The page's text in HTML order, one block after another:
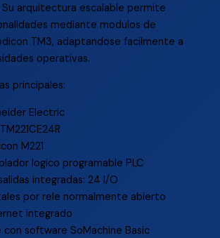
arquitectura escalable permite
mediante modulos de
TM3, adaptandose facilmente a
operativas.
principales:
Electric
M221
logico programable PLC
integradas: 24 I/O
por rele normalmente abierto
integrado
software SoMachine Basic